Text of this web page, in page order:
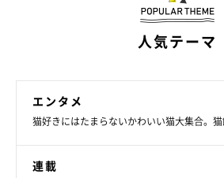
人気テーマ
エンタメ
猫好きにはたまらないかわいい猫大集合。
連載